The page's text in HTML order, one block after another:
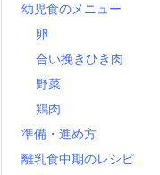
幼児食のメニュー
卵
合い挽きひき肉
野菜
鶏肉
準備・進め方
離乳食中期のレシピ